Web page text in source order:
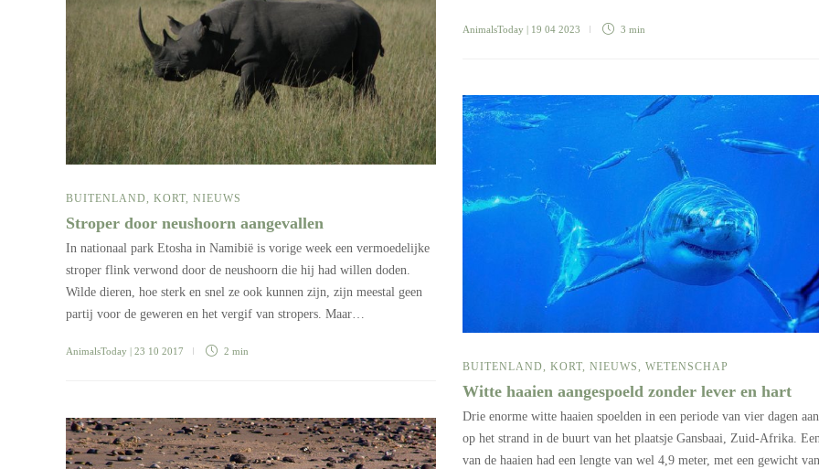
AnimalsToday | 19 04 2023 3 min
BUITENLAND, KORT, NIEUWS
Stroper door neushoorn aangevallen
In nationaal park Etosha in Namibië is vorige week een vermoedelijke
stroper flink verwond door de neushoorn die hij had willen doden.
Wilde dieren, hoe sterk en snel ze ook kunnen zijn, zijn meestal geen
partij voor de geweren en het vergif van stropers. Maar…
AnimalsToday | 23 10 2017 2 min
BUITENLAND, KORT, NIEUWS, WETENSCHAP
Witte haaien aangespoeld zonder lever en hart
Drie enorme witte haaien spoelden in een periode van vier dagen aan
op het strand in de buurt van het plaatsje Gansbaai, Zuid-Afrika.
van de haaien had een lengte van wel 4,9 meter, met een gewicht van